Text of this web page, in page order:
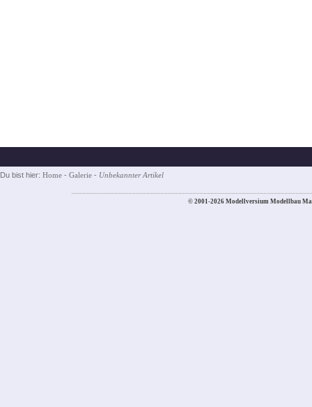
Du bist hier: Home - Galerie - Unbekannter Artikel
© 2001-2026 Modellversium Modellbau